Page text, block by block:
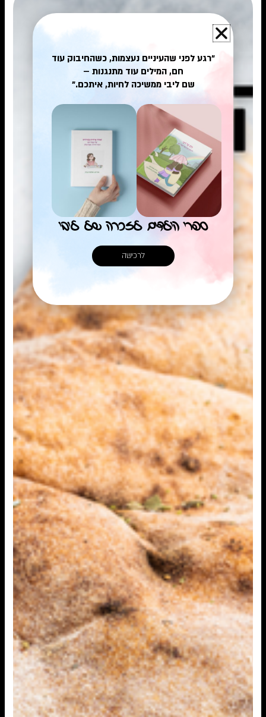
"רגע לפני שהעיניים נעצמות, כשהחיבוק עוד
חם, המילים עוד מתנגנות –
שם ליבי ממשיכה לחיות, איתכם."
ספרי הילדים לזכרה של ליבי
לרכישה